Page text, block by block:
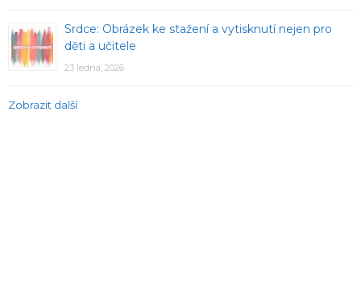
Srdce: Obrázek ke stažení a vytisknutí nejen pro
děti a učitele
23 ledna, 2026
Zobrazit další